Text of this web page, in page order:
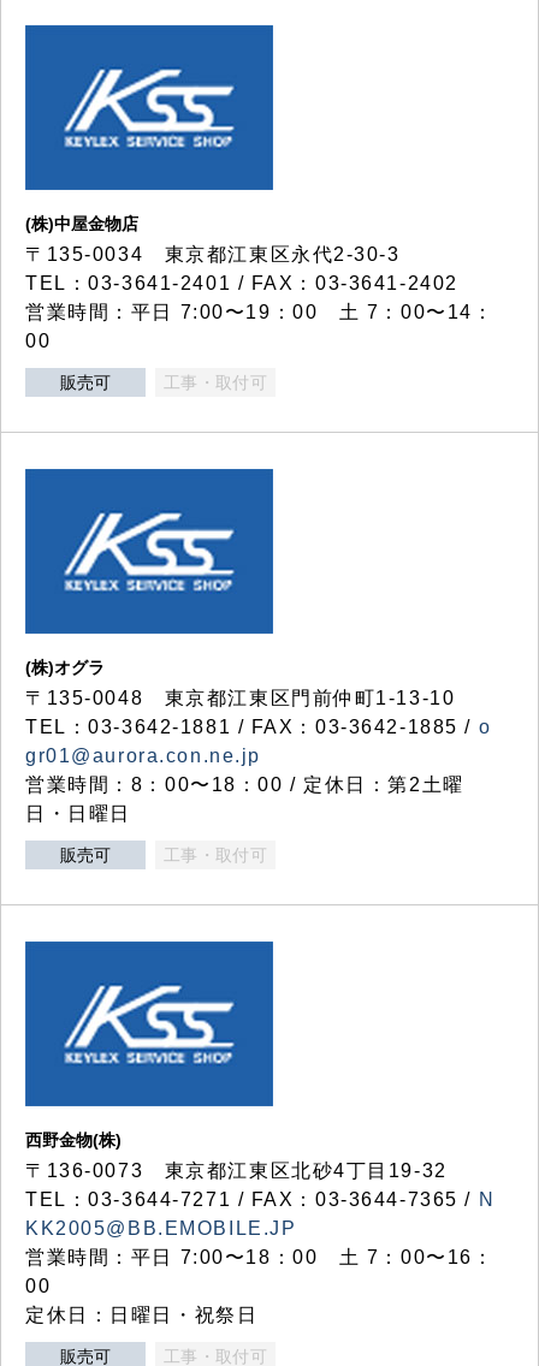
(株)中屋金物店
〒135-0034 東京都江東区永代2-30-3
TEL：03-3641-2401 / FAX：03-3641-2402
営業時間：平日 7:00〜19：00 土 7：00〜14：
00
販売可 工事・取付可
(株)オグラ
〒135-0048 東京都江東区門前仲町1-13-10
TEL：03-3642-1881 / FAX：03-3642-1885 / o
gr01@aurora.con.ne.jp
営業時間：8：00〜18：00 / 定休日：第2土曜
日・日曜日
販売可 工事・取付可
西野金物(株)
〒136-0073 東京都江東区北砂4丁目19-32
TEL：03‐3644‐7271 / FAX：03-3644-7365 / N
KK2005@BB.EMOBILE.JP
営業時間：平日 7:00〜18：00 土 7：00〜16：
00
定休日：日曜日・祝祭日
販売可 工事・取付可